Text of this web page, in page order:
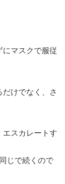
にマスクで服従
けでなく、さ
エスカレートす
じで続くので